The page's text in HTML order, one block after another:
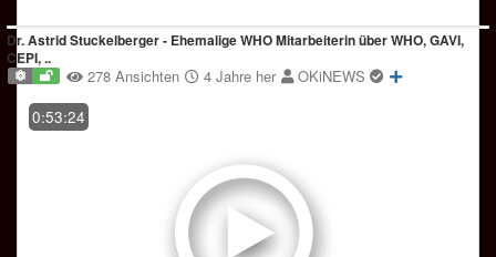
Dr. Astrid Stuckelberger - Ehemalige WHO Mitarbeiterin über WHO, GAVI,
CEPI, ..
278 Ansichten 4 Jahre her
OKiNEWS
0:53:24